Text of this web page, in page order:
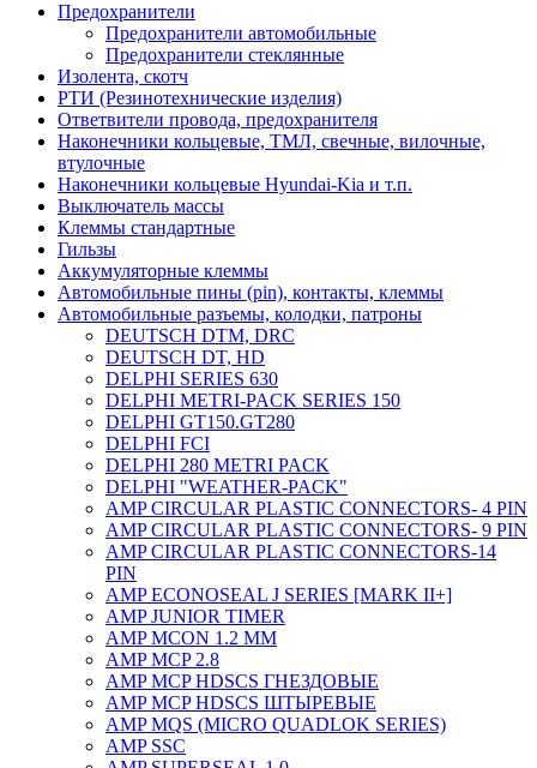
Предохранители
Предохранители автомобильные
Предохранители стеклянные
Изолента, скотч
РТИ (Резинотехнические изделия)
Ответвители провода, предохранителя
Наконечники кольцевые, ТМЛ, свечные, вилочные,
втулочные
Наконечники кольцевые Hyundai-Kia и т.п.
Выключатель массы
Клеммы стандартные
Гильзы
Аккумуляторные клеммы
Автомобильные пины (pin), контакты, клеммы
Автомобильные разъемы, колодки, патроны
DEUTSCH DTM, DRC
DEUTSCH DT, HD
DELPHI SERIES 630
DELPHI METRI-PACK SERIES 150
DELPHI GT150.GT280
DELPHI FCI
DELPHI 280 METRI PACK
DELPHI "WEATHER-PACK"
AMP CIRCULAR PLASTIC CONNECTORS- 4 PIN
AMP CIRCULAR PLASTIC CONNECTORS- 9 PIN
AMP CIRCULAR PLASTIC CONNECTORS-14
PIN
AMP ECONOSEAL J SERIES [MARK II+]
AMP JUNIOR TIMER
AMP MCON 1.2 MM
AMP MCP 2.8
AMP MCP HDSCS ГНЕЗДОВЫЕ
AMP MCP HDSCS ШТЫРЕВЫЕ
AMP MQS (MICRO QUADLOK SERIES)
AMP SSC